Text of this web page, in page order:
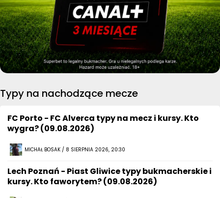
Typy na nachodzące mecze
FC Porto - FC Alverca typy na mecz i kursy. Kto
wygra? (09.08.2026)
MICHAŁ BOSAK / 8 SIERPNIA 2026, 20:30
Lech Poznań - Piast Gliwice typy bukmacherskie i
kursy. Kto faworytem? (09.08.2026)